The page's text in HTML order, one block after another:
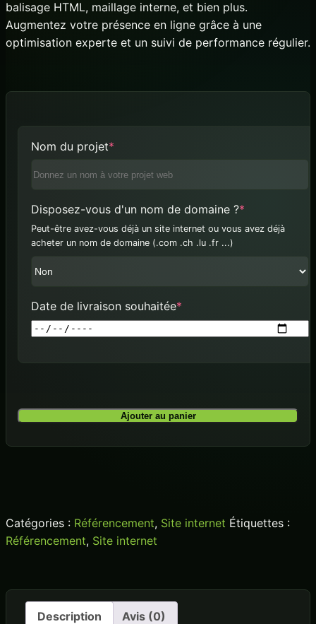
balisage HTML, maillage interne, et bien plus.
Augmentez votre présence en ligne grâce à une
optimisation experte et un suivi de performance régulier.
Nom du projet*
Disposez-vous d'un nom de domaine ?*
Peut-être avez-vous déjà un site internet ou vous avez déjà
acheter un nom de domaine (.com .ch .lu .fr ...)
Date de livraison souhaitée*
de
Ajouter au panier
Catégories : Référencement, Site internet Étiquettes :
Référencement, Site internet
Description Avis (0)